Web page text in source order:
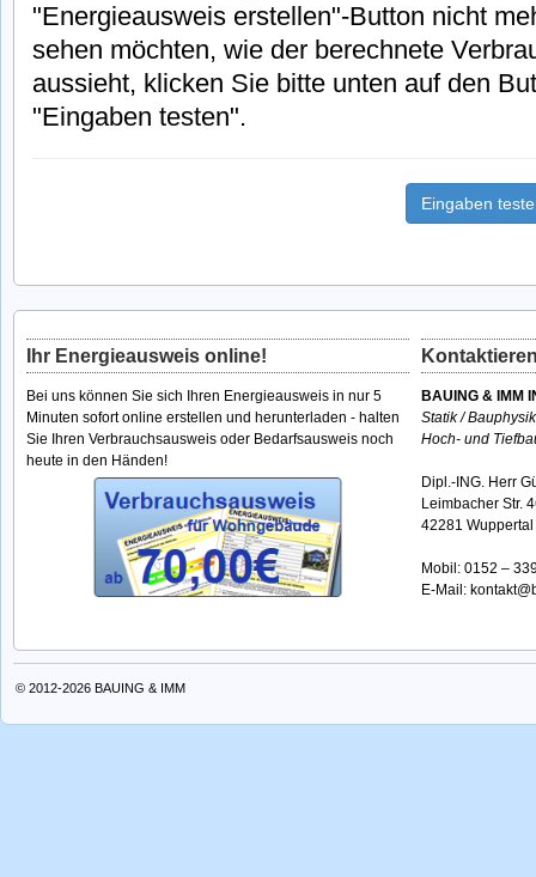
"Energieausweis erstellen"-Button nicht
sehen möchten, wie der berechnete
aussieht, klicken Sie bitte unten auf den
"Eingaben testen".
Eingaben
Ihr Energieausweis online!
Bei uns können Sie sich Ihren Energieausweis in nur 5
Minuten sofort online erstellen und herunterladen - halten
Sie Ihren Verbrauchsausweis oder Bedarfsausweis noch
heute in den Händen!
BAUING & IMM
Statik /
Hoch- und
Dipl.-ING. Herr
Leimbacher Str.
42281 Wuppertal
Mobil: 0152 –
E-Mail:
© 2012-2026 BAUING & IMM